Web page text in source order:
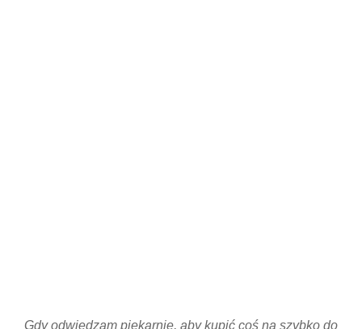
Gdy odwiedzam piekarnie, aby kupić coś na szybko do